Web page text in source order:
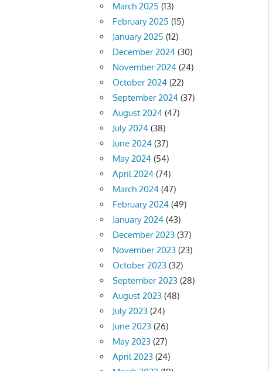
March 2025 (13)
February 2025 (15)
January 2025 (12)
December 2024 (30)
November 2024 (24)
October 2024 (22)
September 2024 (37)
August 2024 (47)
July 2024 (38)
June 2024 (37)
May 2024 (54)
April 2024 (74)
March 2024 (47)
February 2024 (49)
January 2024 (43)
December 2023 (37)
November 2023 (23)
October 2023 (32)
September 2023 (28)
August 2023 (48)
July 2023 (24)
June 2023 (26)
May 2023 (27)
April 2023 (24)